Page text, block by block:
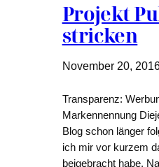
Projekt
stricken
November 20,
Transparenz:
Markennennung
Blog schon länger
ich mir vor kurzem
beigebracht habe.